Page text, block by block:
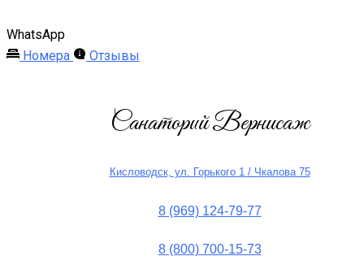
WhatsApp
Номера
Отзывы
Санаторий Вернисаж
Кисловодск, ул. Горького 1 / Чкалова 75
8 (969) 124-79-77
8 (800) 700-15-73